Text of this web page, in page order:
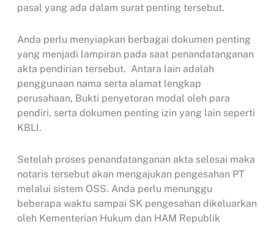
pasal yang ada dalam surat penting tersebut.
Anda perlu menyiapkan berbagai dokumen penting
yang menjadi lampiran pada saat penandatanganan
akta pendirian tersebut. Antara lain adalah
penggunaan nama serta alamat lengkap
perusahaan, Bukti penyetoran modal oleh para
pendiri, serta dokumen penting izin yang lain seperti
KBLI.
Setelah proses penandatanganan akta selesai maka
notaris tersebut akan mengajukan pengesahan PT
melalui sistem OSS. Anda perlu menunggu
beberapa waktu sampai SK pengesahan dikeluarkan
oleh Kementerian Hukum dan HAM Republik